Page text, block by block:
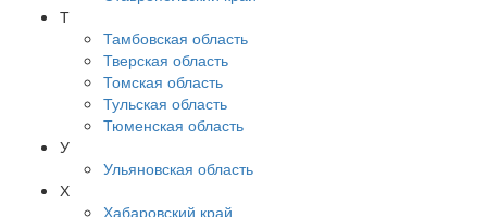
Т
Тамбовская область
Тверская область
Томская область
Тульская область
Тюменская область
У
Ульяновская область
Х
Хабаровский край